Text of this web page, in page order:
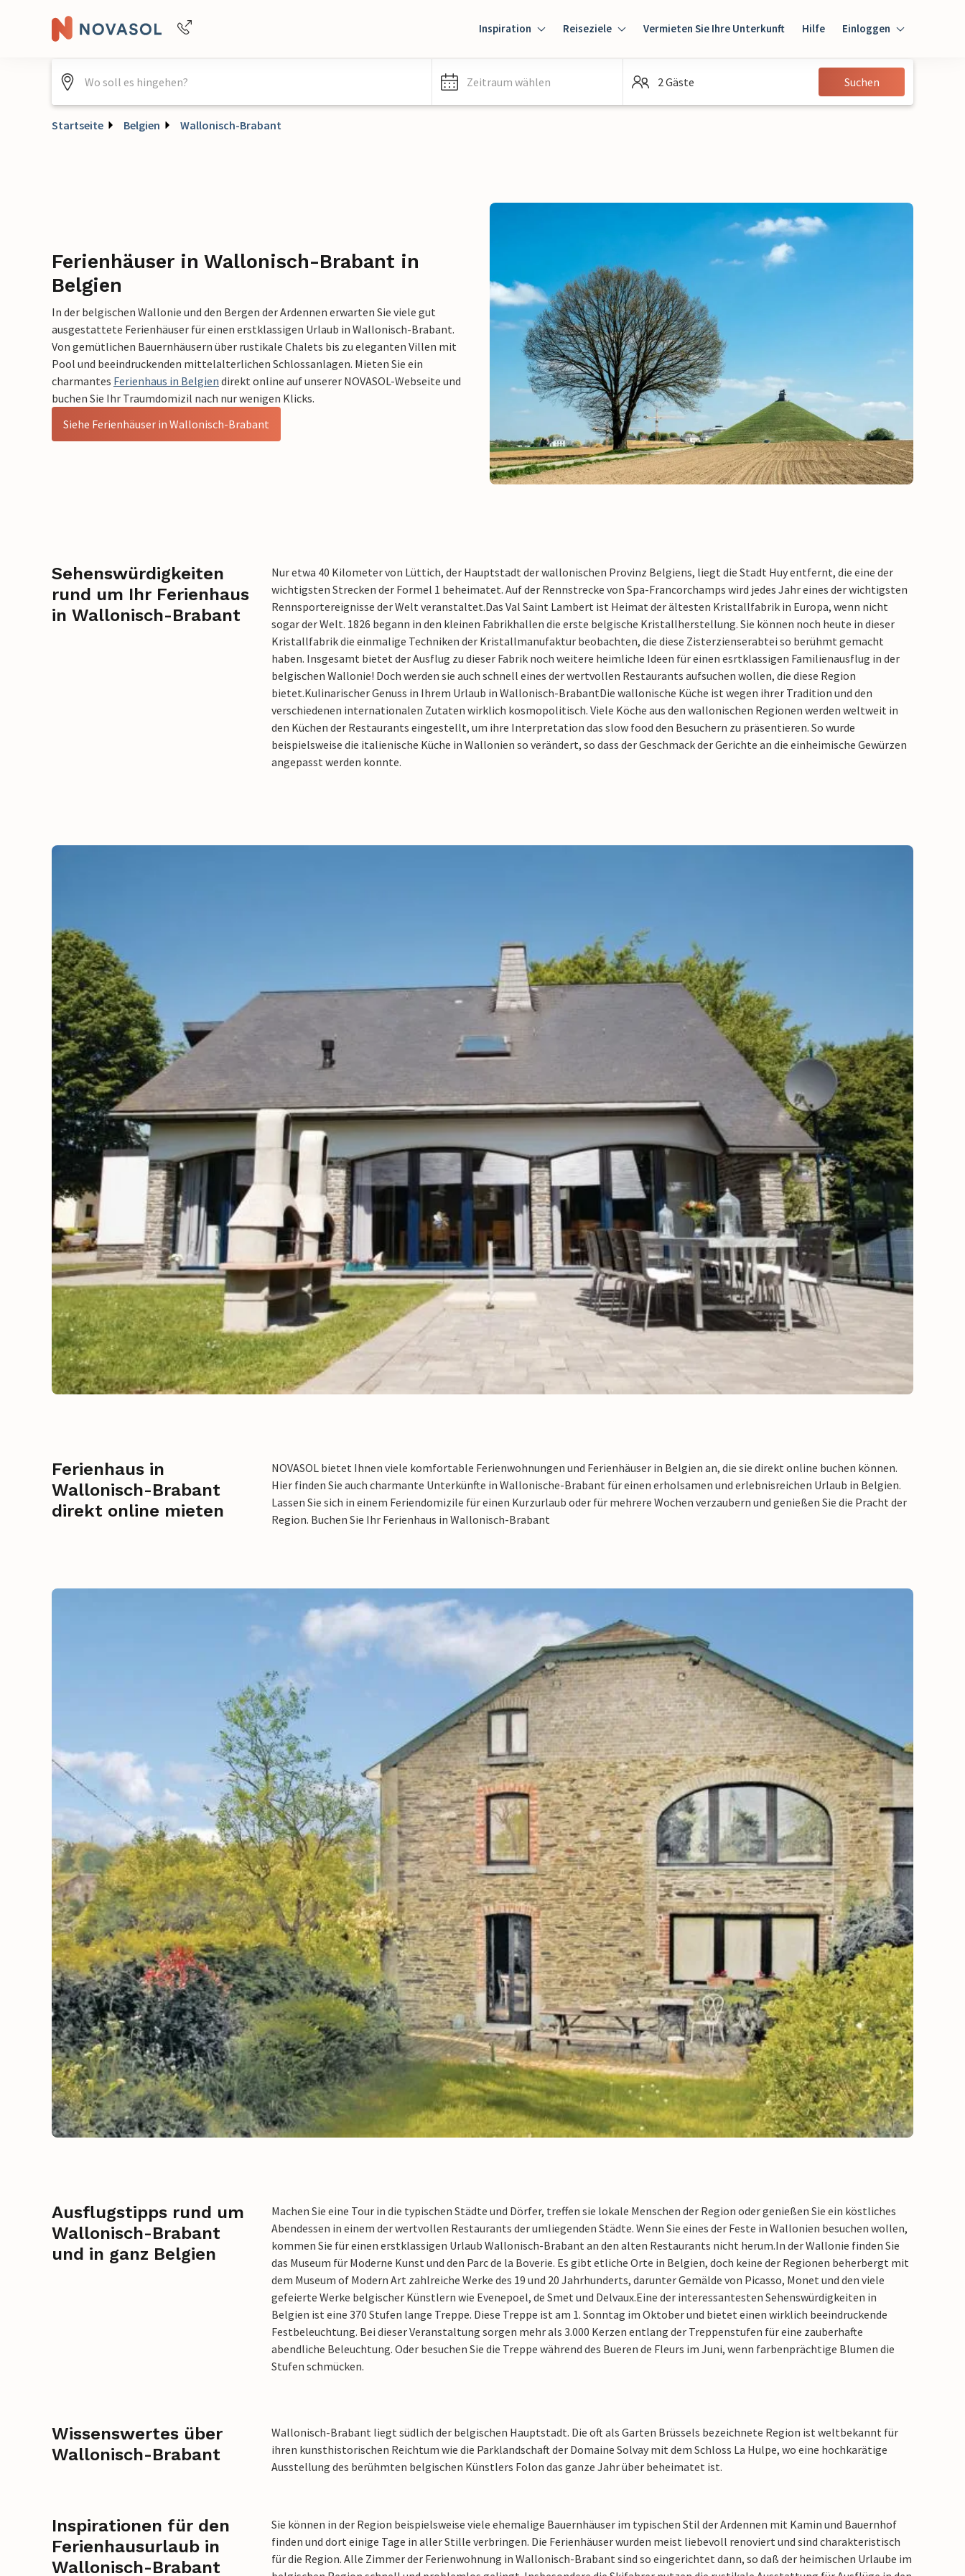
+4940688715475
Inspiration Reiseziele Vermieten Sie Ihre Unterkunft Hilfe Einloggen
Einloggen
Gast
Zeitraum wählen 2 Gäste Suchen
Startseite Belgien Wallonisch-Brabant
Ferienhäuser in Wallonisch-Brabant in
Belgien
In der belgischen Wallonie und den Bergen der Ardennen erwarten Sie viele gut
ausgestattete Ferienhäuser für einen erstklassigen Urlaub in Wallonisch-Brabant.
Von gemütlichen Bauernhäusern über rustikale Chalets bis zu eleganten Villen mit
Pool und beeindruckenden mittelalterlichen Schlossanlagen. Mieten Sie ein
charmantes Ferienhaus in Belgien direkt online auf unserer NOVASOL-Webseite und
buchen Sie Ihr Traumdomizil nach nur wenigen Klicks.
Siehe Ferienhäuser in Wallonisch-Brabant
Sehenswürdigkeiten
rund um Ihr Ferienhaus
in Wallonisch-Brabant
Nur etwa 40 Kilometer von Lüttich, der Hauptstadt der wallonischen Provinz Belgiens, liegt die Stadt Huy entfernt, die eine der
wichtigsten Strecken der Formel 1 beheimatet. Auf der Rennstrecke von Spa-Francorchamps wird jedes Jahr eines der wichtigsten
Rennsportereignisse der Welt veranstaltet.Das Val Saint Lambert ist Heimat der ältesten Kristallfabrik in Europa, wenn nicht
sogar der Welt. 1826 begann in den kleinen Fabrikhallen die erste belgische Kristallherstellung. Sie können noch heute in dieser
Kristallfabrik die einmalige Techniken der Kristallmanufaktur beobachten, die diese Zisterzienserabtei so berühmt gemacht
haben. Insgesamt bietet der Ausflug zu dieser Fabrik noch weitere heimliche Ideen für einen esrtklassigen Familienausflug in der
belgischen Wallonie! Doch werden sie auch schnell eines der wertvollen Restaurants aufsuchen wollen, die diese Region
bietet.Kulinarischer Genuss in Ihrem Urlaub in Wallonisch-BrabantDie wallonische Küche ist wegen ihrer Tradition und den
verschiedenen internationalen Zutaten wirklich kosmopolitisch. Viele Köche aus den wallonischen Regionen werden weltweit in
den Küchen der Restaurants eingestellt, um ihre Interpretation das slow food den Besuchern zu präsentieren. So wurde
beispielsweise die italienische Küche in Wallonien so verändert, so dass der Geschmack der Gerichte an die einheimische Gewürzen
angepasst werden konnte.
Ferienhaus in
Wallonisch-Brabant
direkt online mieten
NOVASOL bietet Ihnen viele komfortable Ferienwohnungen und Ferienhäuser in Belgien an, die sie direkt online buchen können.
Hier finden Sie auch charmante Unterkünfte in Wallonische-Brabant für einen erholsamen und erlebnisreichen Urlaub in Belgien.
Lassen Sie sich in einem Feriendomizile für einen Kurzurlaub oder für mehrere Wochen verzaubern und genießen Sie die Pracht der
Region. Buchen Sie Ihr Ferienhaus in Wallonisch-Brabant
Ausflugstipps rund um
Wallonisch-Brabant
und in ganz Belgien
Machen Sie eine Tour in die typischen Städte und Dörfer, treffen sie lokale Menschen der Region oder genießen Sie ein köstliches
Abendessen in einem der wertvollen Restaurants der umliegenden Städte. Wenn Sie eines der Feste in Wallonien besuchen wollen,
kommen Sie für einen erstklassigen Urlaub Wallonisch-Brabant an den alten Restaurants nicht herum.In der Wallonie finden Sie
das Museum für Moderne Kunst und den Parc de la Boverie. Es gibt etliche Orte in Belgien, doch keine der Regionen beherbergt mit
dem Museum of Modern Art zahlreiche Werke des 19 und 20 Jahrhunderts, darunter Gemälde von Picasso, Monet und den viele
gefeierte Werke belgischer Künstlern wie Evenepoel, de Smet und Delvaux.Eine der interessantesten Sehenswürdigkeiten in
Belgien ist eine 370 Stufen lange Treppe. Diese Treppe ist am 1. Sonntag im Oktober und bietet einen wirklich beeindruckende
Festbeleuchtung. Bei dieser Veranstaltung sorgen mehr als 3.000 Kerzen entlang der Treppenstufen für eine zauberhafte
abendliche Beleuchtung. Oder besuchen Sie die Treppe während des Bueren de Fleurs im Juni, wenn farbenprächtige Blumen die
Stufen schmücken.
Wissenswertes über
Wallonisch-Brabant
Wallonisch-Brabant liegt südlich der belgischen Hauptstadt. Die oft als Garten Brüssels bezeichnete Region ist weltbekannt für
ihren kunsthistorischen Reichtum wie die Parklandschaft der Domaine Solvay mit dem Schloss La Hulpe, wo eine hochkarätige
Ausstellung des berühmten belgischen Künstlers Folon das ganze Jahr über beheimatet ist.
Inspirationen für den
Ferienhausurlaub in
Wallonisch-Brabant
Sie können in der Region beispielsweise viele ehemalige Bauernhäuser im typischen Stil der Ardennen mit Kamin und Bauernhof
finden und dort einige Tage in aller Stille verbringen. Die Ferienhäuser wurden meist liebevoll renoviert und sind charakteristisch
für die Region. Alle Zimmer der Ferienwohnung in Wallonisch-Brabant sind so eingerichtet dann, so daß der heimischen Urlaube im